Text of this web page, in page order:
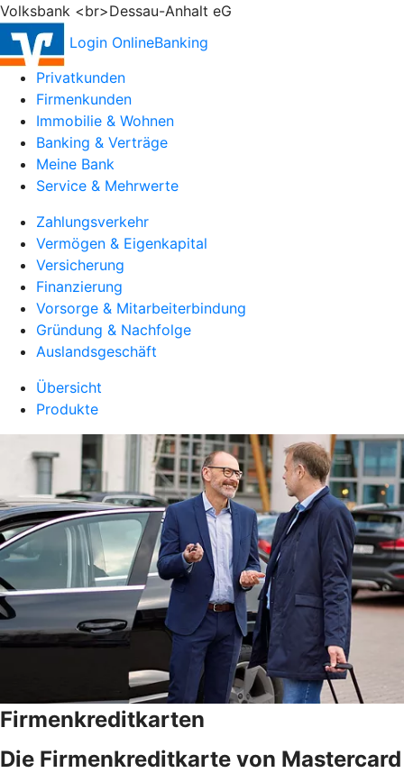
Volksbank <br>Dessau-Anhalt eG
Login OnlineBanking
Privatkunden
Firmenkunden
Immobilie & Wohnen
Banking & Verträge
Meine Bank
Service & Mehrwerte
Zahlungsverkehr
Vermögen & Eigenkapital
Versicherung
Finanzierung
Vorsorge & Mitarbeiterbindung
Gründung & Nachfolge
Auslandsgeschäft
Übersicht
Produkte
Firmenkreditkarten
Die Firmenkreditkarte von Mastercard